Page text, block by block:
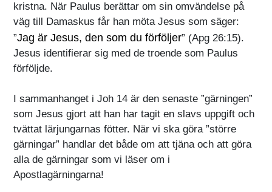
kristna. När Paulus berättar om sin omvändelse på
väg till Damaskus får han möta Jesus som säger:
”Jag är Jesus, den som du förföljer” (Apg 26:15).
Jesus identifierar sig med de troende som Paulus
förföljde.
I sammanhanget i Joh 14 är den senaste ”gärningen”
som Jesus gjort att han har tagit en slavs uppgift och
tvättat lärjungarnas fötter. När vi ska göra ”större
gärningar” handlar det både om att tjäna och att göra
alla de gärningar som vi läser om i
Apostlagärningarna!